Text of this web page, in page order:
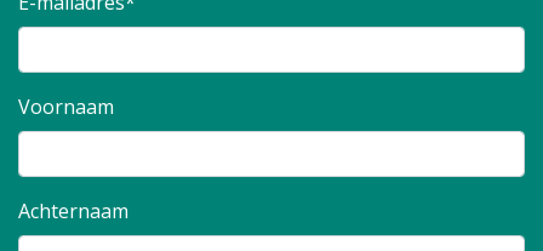
Voornaam
Achternaam